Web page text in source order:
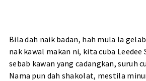
Bila dah naik badan, hah mula la
nak kawal makan ni, kita cuba Leedee
sebab kawan yang cadangkan, suruh
Nama pun dah shakolat, mestila